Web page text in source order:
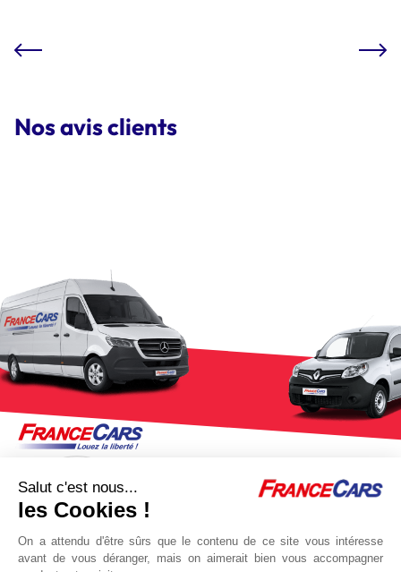
Salut c'est nous...
les Cookies !
On a attendu d'être sûrs que le contenu de ce site vous intéresse
avant de vous déranger, mais on aimerait bien vous accompagner
prev next
Nos avis clients